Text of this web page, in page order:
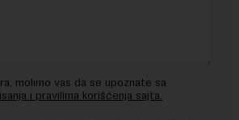
molimo vas da se upoznate sa
i pravilima korišćenja sajta.